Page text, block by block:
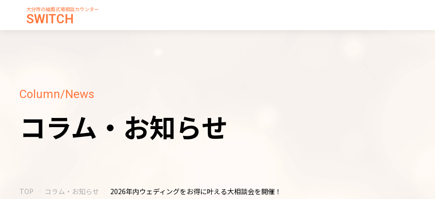
大分市の結婚式場相談カウンター
SWITCH
Column/News
コラム・お知らせ
TOP コラム・お知らせ 2026年内ウェディングをお得に叶える大相談会を開催！